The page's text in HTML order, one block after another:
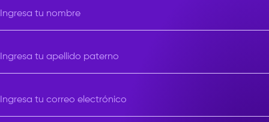
Ingresa tu nombre
Ingresa tu apellido paterno
Ingresa tu correo electrónico